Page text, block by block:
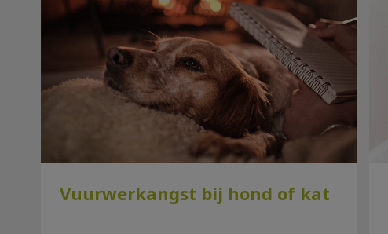
Vuurwerkangst bij hond of kat